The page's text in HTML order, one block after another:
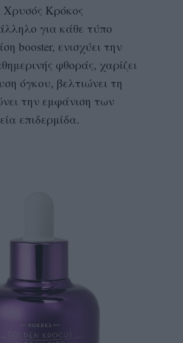
Χρυσός Κρόκος
για κάθε τύπο
booster, ενισχύει την
φθοράς, χαρίζει
όγκου, βελτιώνει τη
την εμφάνιση των
επιδερμίδα.